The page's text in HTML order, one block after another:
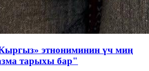
этнониминин үч миң
тарыхы бар"